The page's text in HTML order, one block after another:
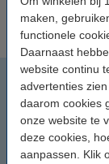
maken,
functionele
Daarnaast
website continu
advertenties
daarom cookies
onze website te
deze cookies,
aanpassen. Klik
2,85 mm
1,75 mm ASA
1,75 mm
1,75 mm HIPS